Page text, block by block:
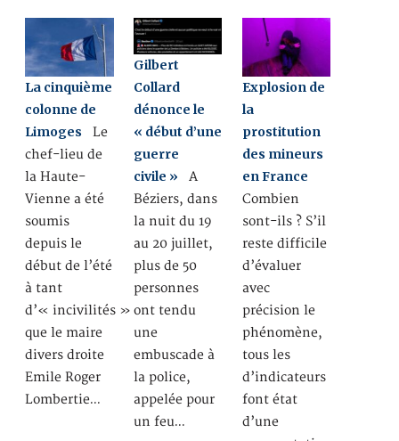
La cinquième
colonne de
Limoges Le
chef-lieu de
la Haute-
Vienne a été
soumis
depuis le
début de l’été
à tant
d’« incivilités »
que le maire
divers droite
Emile Roger
Lombertie…
Gilbert
Collard
dénonce le
« début d’une
guerre
civile » A
Béziers, dans
la nuit du 19
au 20 juillet,
plus de 50
personnes
ont tendu
une
embuscade à
la police,
appelée pour
un feu…
Explosion de
la
prostitution
des mineurs
en France
Combien
sont-ils ? S’il
reste difficile
d’évaluer
avec
précision le
phénomène,
tous les
d’indicateurs
font état
d’une